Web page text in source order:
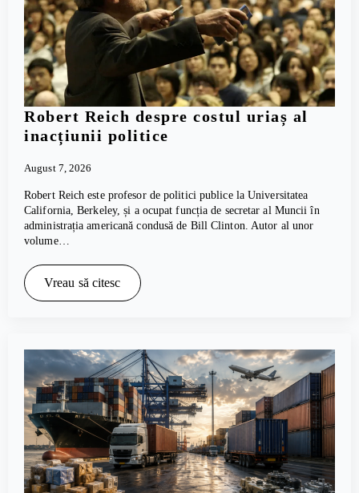
Robert Reich despre costul uriaș al
inacțiunii politice
August 7, 2026
Robert Reich este profesor de politici publice la Universitatea
California, Berkeley, și a ocupat funcția de secretar al Muncii în
administrația americană condusă de Bill Clinton. Autor al unor
volume…
Vreau să citesc